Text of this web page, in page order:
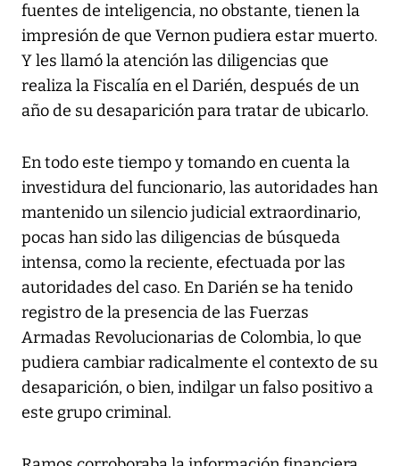
fuentes de inteligencia, no obstante, tienen la
impresión de que Vernon pudiera estar muerto.
Y les llamó la atención las diligencias que
realiza la Fiscalía en el Darién, después de un
año de su desaparición para tratar de ubicarlo.
En todo este tiempo y tomando en cuenta la
investidura del funcionario, las autoridades han
mantenido un silencio judicial extraordinario,
pocas han sido las diligencias de búsqueda
intensa, como la reciente, efectuada por las
autoridades del caso. En Darién se ha tenido
registro de la presencia de las Fuerzas
Armadas Revolucionarias de Colombia, lo que
pudiera cambiar radicalmente el contexto de su
desaparición, o bien, indilgar un falso positivo a
este grupo criminal.